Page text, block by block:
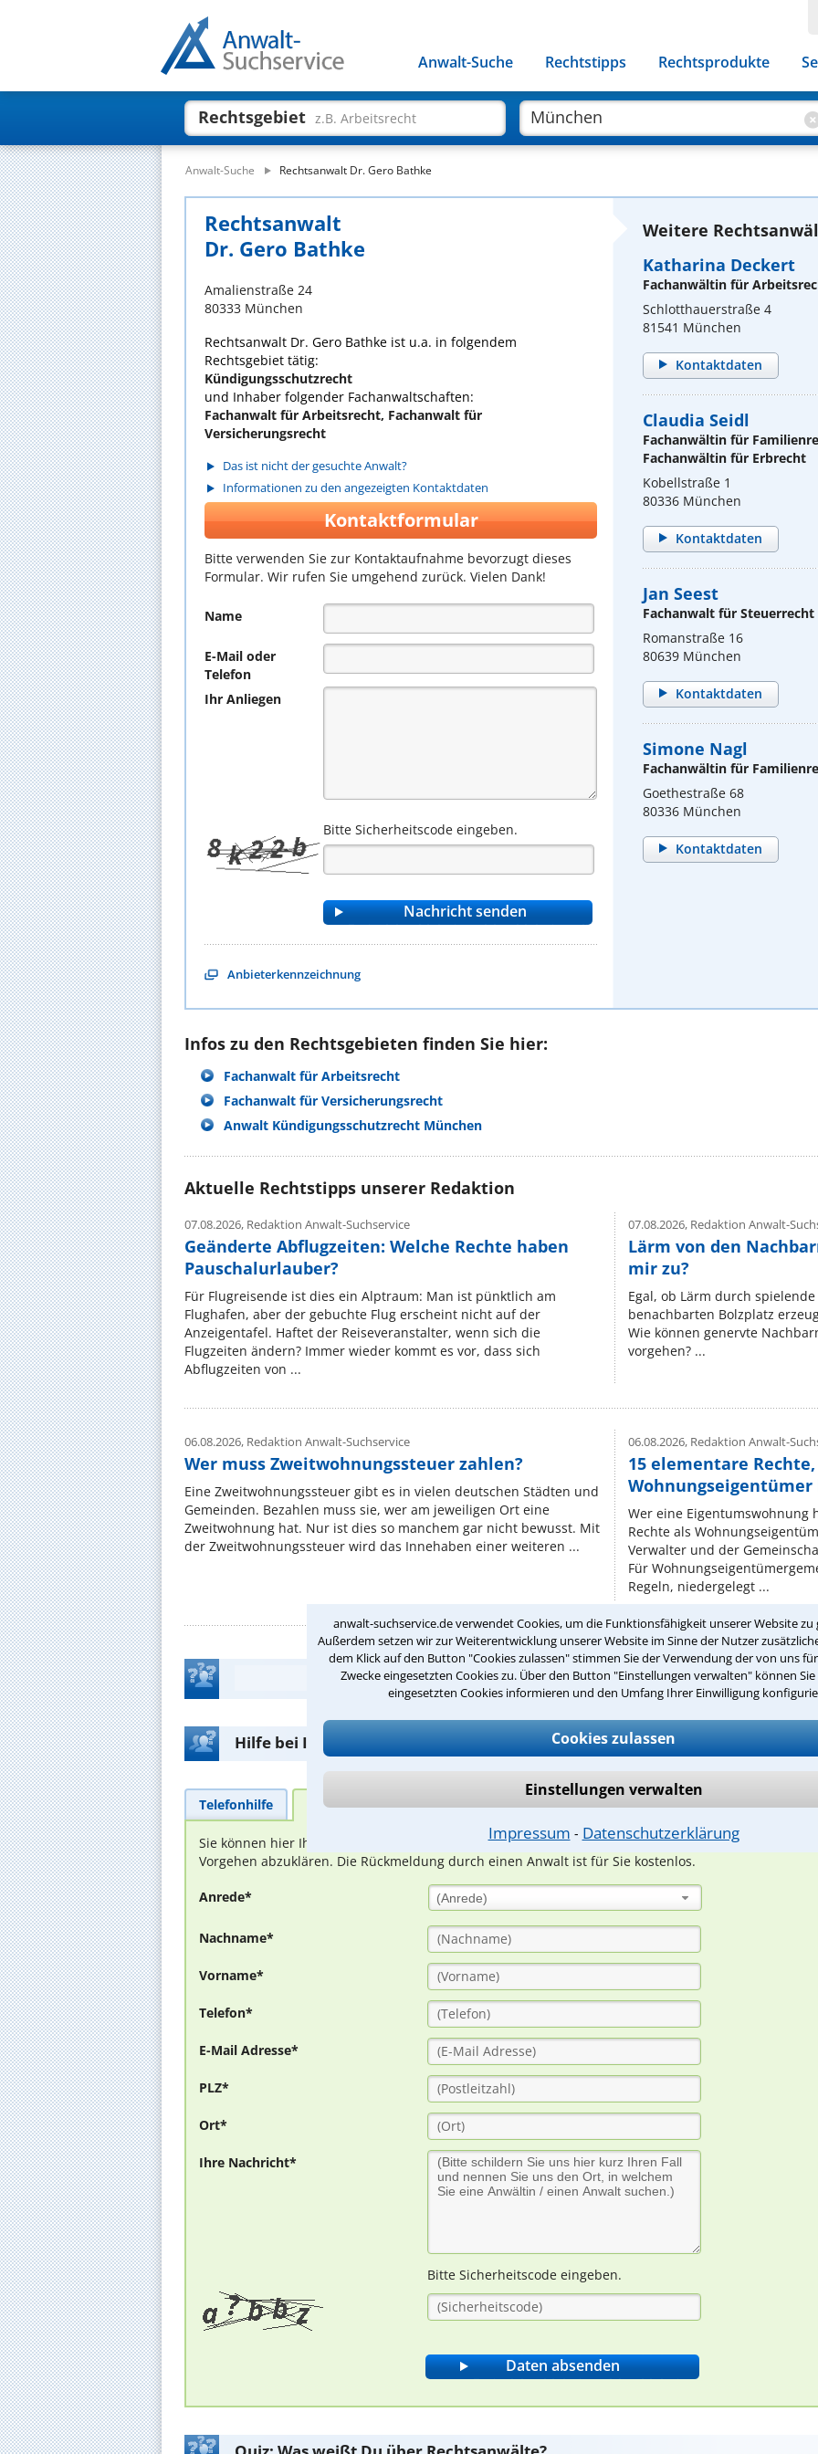
anwalt-suchservice.de verwendet Cookies, um die Funktionsfähigkeit unserer Website zu
Außerdem setzen wir zur Weiterentwicklung unserer Website im Sinne der Nutzer
dem Klick auf den Button "Cookies zulassen" stimmen Sie der Verwendung der von uns
Zwecke eingesetzten Cookies zu. Über den Button "Einstellungen verwalten" können
eingesetzten Cookies informieren und den Umfang Ihrer Einwilligung
Cookies zulassen
Einstellungen verwalten
Impressum ⁃ Datenschutzerklärung
Anwalt-Suche Rechtstipps Rechtsprodukte
Rechtsgebiet z.B. Arbeitsrecht
Anwalt-Suche Rechtsanwalt Dr. Gero Bathke
Rechtsanwalt
Dr. Gero Bathke
Amalienstraße 24
80333 München
Rechtsanwalt Dr. Gero Bathke ist u.a. in folgendem
Rechtsgebiet tätig:
Kündigungsschutzrecht
und Inhaber folgender Fachanwaltschaften:
Fachanwalt für Arbeitsrecht, Fachanwalt für
Versicherungsrecht
Das ist nicht der gesuchte Anwalt?
Informationen zu den angezeigten Kontaktdaten
Kontaktformular
Bitte verwenden Sie zur Kontaktaufnahme bevorzugt dieses
Formular. Wir rufen Sie umgehend zurück. Vielen Dank!
Name
E-Mail oder
Telefon
Ihr Anliegen
Bitte Sicherheitscode eingeben.
Anbieterkennzeichnung
Weitere
Katharina Deckert
Fachanwältin für
Schlotthauerstraße 4
81541 München
Kontaktdaten
Claudia Seidl
Fachanwältin für
Fachanwältin für Erbrecht
Kobellstraße 1
80336 München
Kontaktdaten
Jan Seest
Fachanwalt für Steuerrecht
Romanstraße 16
80639 München
Kontaktdaten
Simone Nagl
Fachanwältin für
Goethestraße 68
80336 München
Kontaktdaten
Infos zu den Rechtsgebieten finden Sie hier:
Fachanwalt für Arbeitsrecht
Fachanwalt für Versicherungsrecht
Anwalt Kündigungsschutzrecht München
Aktuelle Rechtstipps unserer Redaktion
07.08.2026, Redaktion Anwalt-Suchservice
Geänderte Abflugzeiten: Welche Rechte haben
Pauschalurlauber?
Für Flugreisende ist dies ein Alptraum: Man ist pünktlich am
Flughafen, aber der gebuchte Flug erscheint nicht auf der
Anzeigentafel. Haftet der Reiseveranstalter, wenn sich die
Flugzeiten ändern? Immer wieder kommt es vor, dass sich
Abflugzeiten von ...
07.08.2026,Redaktion Anwalt-
Lärm von den
mir zu?
Egal, ob Lärm durch
benachbarten Bolzplatz
Wie können genervte
vorgehen? ...
06.08.2026, Redaktion Anwalt-Suchservice
Wer muss Zweitwohnungssteuer zahlen?
Eine Zweitwohnungssteuer gibt es in vielen deutschen Städten und
Gemeinden. Bezahlen muss sie, wer am jeweiligen Ort eine
Zweitwohnung hat. Nur ist dies so manchem gar nicht bewusst. Mit
der Zweitwohnungssteuer wird das Innehaben einer weiteren ...
06.08.2026,Redaktion Anwalt-
15 elementare
Wer eine Eigentumswohnung
Rechte als
Verwalter und der
Für
Regeln, niedergelegt ...
Teste Dein Rechtswissen
Hilfe bei Ihrer Anwaltsuche?
Telefonhilfe Beratungsanfrage
Sie können hier Ihren Fall schildern. Anschließend werden sich spezialisierte Rechtsanwälte bei
Vorgehen abzuklären. Die Rückmeldung durch einen Anwalt ist für Sie kostenlos.
Anrede* (Anrede)
Nachname*
Vorname*
Telefon*
E-Mail Adresse*
PLZ*
Ort*
Ihre Nachricht*
Bitte Sicherheitscode eingeben.